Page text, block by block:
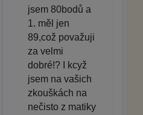
jsem 80bodů a
1. měl jen
89,což považuji
za velmi
dobré!? I kcyž
jsem na vašich
zkouškách na
nečisto z matiky